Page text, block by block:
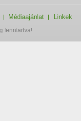
Médiaajánlat Linkek
fenntartva!